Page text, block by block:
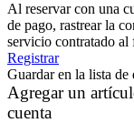
Al reservar con una
de pago, rastrear la
servicio contratado al
Registrar
Guardar en la lista de
Agregar un
cuenta